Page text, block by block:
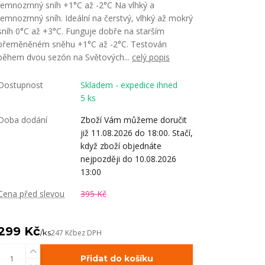
sníh +1°C až -2°C Na vlhký a
sníh. Ideální na čerstvý, vlhký až mokrý
0°C až +3°C. Funguje dobře na starším
sněhu +1°C až -2°C. Testován
dvou sezón na Světových... celý popis
Skladem - expedice ihned
5 ks
dodání
Zboží Vám můžeme doručit
již 11.08.2026 do 18:00. Stačí,
když zboží objednáte
nejpozději do 10.08.2026
13:00
před slevou
395 Kč
Kč/ks247 Kčbez DPH
Přidat do košíku